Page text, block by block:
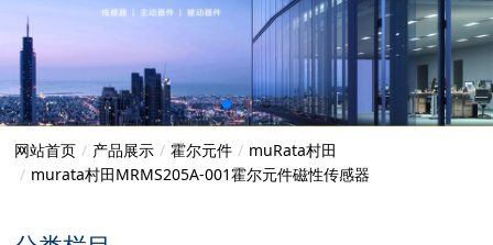
网站首页 产品展示 霍尔元件
muRata村田
murata村田MRMS205A-001霍尔元件磁性传感器